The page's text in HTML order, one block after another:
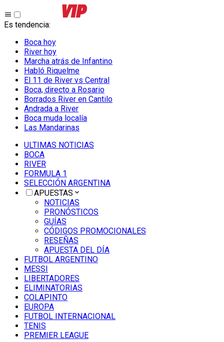
Es tendencia:
Boca hoy
River hoy
Marcha atrás de Infantino
Habló Riquelme
El 11 de River vs Central
Boca, directo a Rosario
Borrados River en Cantilo
Andrada a River
Boca muda localía
Las Mandarinas
ULTIMAS NOTICIAS
BOCA
RIVER
FORMULA 1
SELECCIÓN ARGENTINA
APUESTAS
NOTICIAS
PRONÓSTICOS
GUÍAS
CÓDIGOS PROMOCIONALES
RESEÑAS
APUESTA DEL DÍA
FUTBOL ARGENTINO
MESSI
LIBERTADORES
ELIMINATORIAS
COLAPINTO
EUROPA
FUTBOL INTERNACIONAL
TENIS
PREMIER LEAGUE